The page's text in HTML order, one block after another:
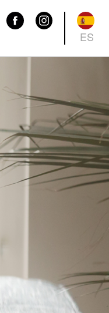
ES